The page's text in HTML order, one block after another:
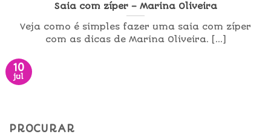
Saia com zíper – Marina Oliveira
Veja como é simples fazer uma saia com zíper
com as dicas de Marina Oliveira. [...]
10
jul
PROCURAR